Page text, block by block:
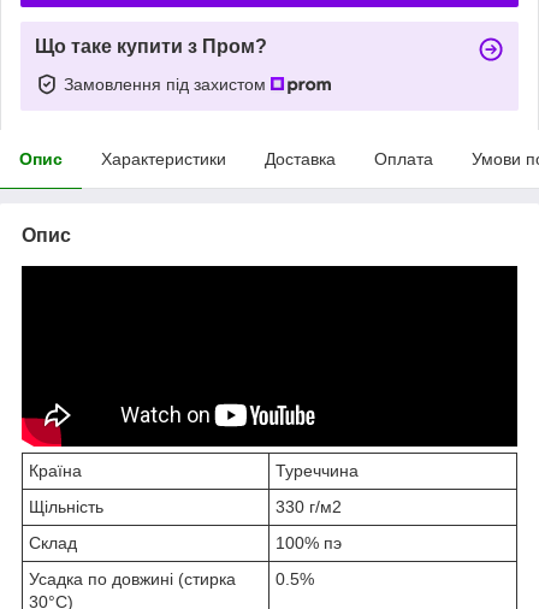
Що таке купити з Пром?
Замовлення під захистом
Опис Характеристики Доставка Оплата Умови
Опис
Країна
Туреччина
Щільність
330 г/м2
Склад
100% пэ
Усадка по довжині (стирка
30°C)
0.5%